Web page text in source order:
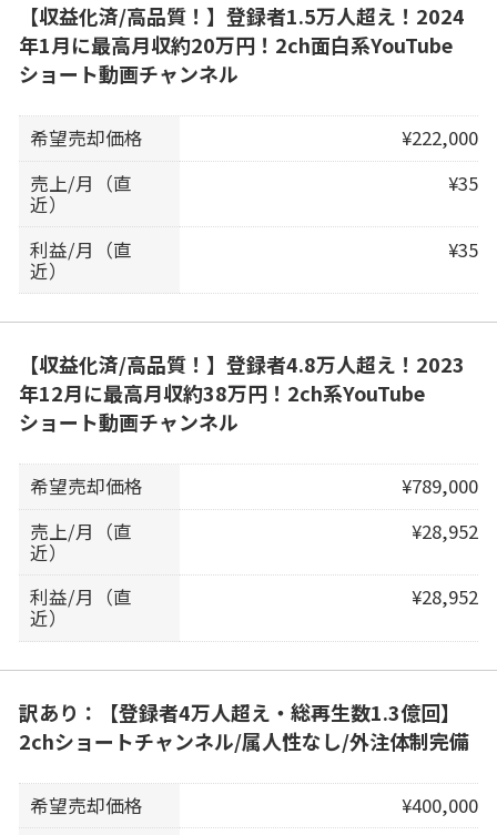
【収益化済/高品質！】登録者1.5万人超え！2024
年1月に最高月収約20万円！2ch面白系YouTube
ショート動画チャンネル
希望売却価格
¥222,000
売上/月（直
近）
¥35
利益/月（直
近）
¥35
【収益化済/高品質！】登録者4.8万人超え！2023
年12月に最高月収約38万円！2ch系YouTube
ショート動画チャンネル
希望売却価格
¥789,000
売上/月（直
近）
¥28,952
利益/月（直
近）
¥28,952
訳あり：【登録者4万人超え・総再生数1.3億回】
2chショートチャンネル/属人性なし/外注体制完備
希望売却価格
¥400,000